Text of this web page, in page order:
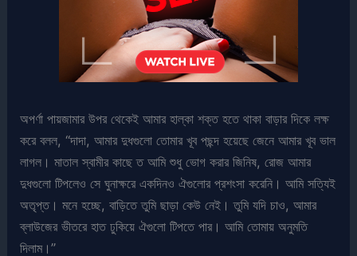
অপর্ণা পায়জামার উপর থেকেই আমার হাল্কা শক্ত হতে থাকা বাড়ার দিকে লক্ষ
করে বলল, “দাদা, আমার দুধগুলো তোমার খূব পছন্দ হয়েছে জেনে আমার খূব ভাল
লাগল। মাতাল স্বামীর কাছে ত আমি শুধু ভোগ করার জিনিষ, রোজ আমার
দুধগুলো টিপলেও সে ঘুনাক্ষরে একদিনও ঐগুলোর প্রশংসা করেনি। আমি সত্যিই
অতৃপ্ত। মনে হচ্ছে, বাড়িতে তুমি ছাড়া কেউ নেই। তুমি যদি চাও, আমার
ব্লাউজের ভীতরে হাত ঢুকিয়ে ঐগুলো টিপতে পার। আমি তোমায় অনুমতি
দিলাম।”